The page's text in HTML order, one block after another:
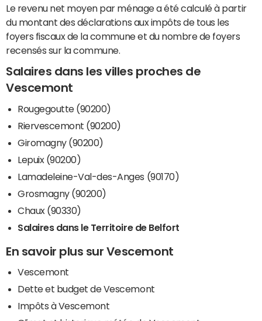
Le revenu net moyen par ménage a été calculé à partir
du montant des déclarations aux impôts de tous les
foyers fiscaux de la commune et du nombre de foyers
recensés sur la commune.
Salaires dans les villes proches de
Vescemont
Rougegoutte (90200)
Riervescemont (90200)
Giromagny (90200)
Lepuix (90200)
Lamadeleine-Val-des-Anges (90170)
Grosmagny (90200)
Chaux (90330)
Salaires dans le Territoire de Belfort
En savoir plus sur Vescemont
Vescemont
Dette et budget de Vescemont
Impôts à Vescemont